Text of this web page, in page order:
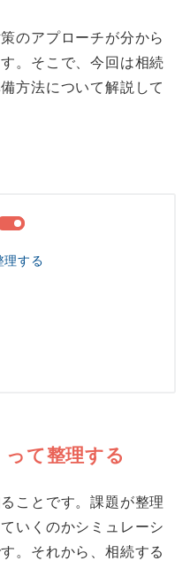
のアプローチが分から
。そこで、今回は相続
方法について解説して
理する
て整理する
ことです。課題が整理
いくのかシミュレーシ
。それから、相続する